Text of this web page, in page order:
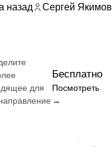
назад Сергей
для
Бесплатно
Посмотреть
→